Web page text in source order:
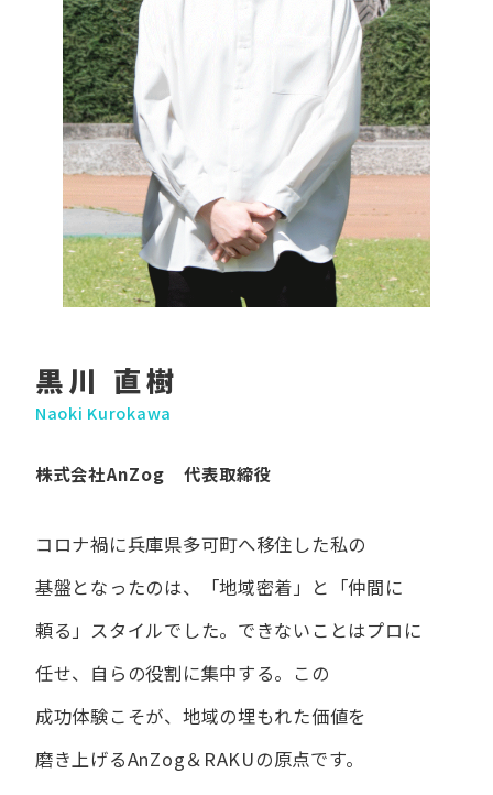
黒川 直樹
Naoki Kurokawa
株式会社AnZog 代表取締役
コロナ禍に​兵庫県多可町へ​移住した​私の​
基盤となったのは、
「地域密着」と​「仲間に​
頼る」スタイルでした。 できない​ことは​プロに​
任せ、​自らの​役割に​集中する。 この​
成功体験こそが、​地域の​埋もれた​価値を​
磨き上げる​AnZog＆RAKUの​原点です。